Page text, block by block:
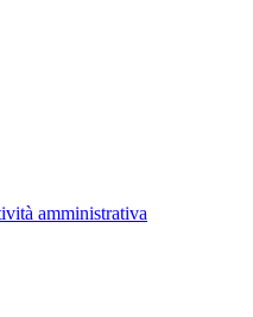
amministrativa